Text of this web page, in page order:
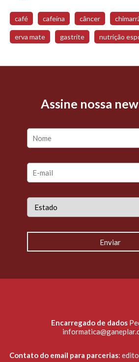
café cafeína câncer
erva mate gastrite nutrição
Assine nossa
Encarregado de dados
Contato do email para parcerias: